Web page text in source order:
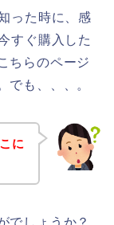
った時に、感
すぐ購入した
ちらのページ
でも、、、。
に
でしょうか？